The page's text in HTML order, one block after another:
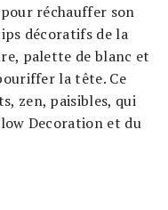
réchauffer son
décoratifs de la
palette de blanc et
la tête. Ce
zen, paisibles, qui
Decoration et du